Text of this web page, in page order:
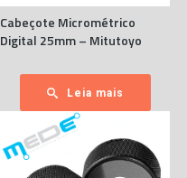
Cabeçote Micrométrico
Digital 25mm – Mitutoyo
Leia mais